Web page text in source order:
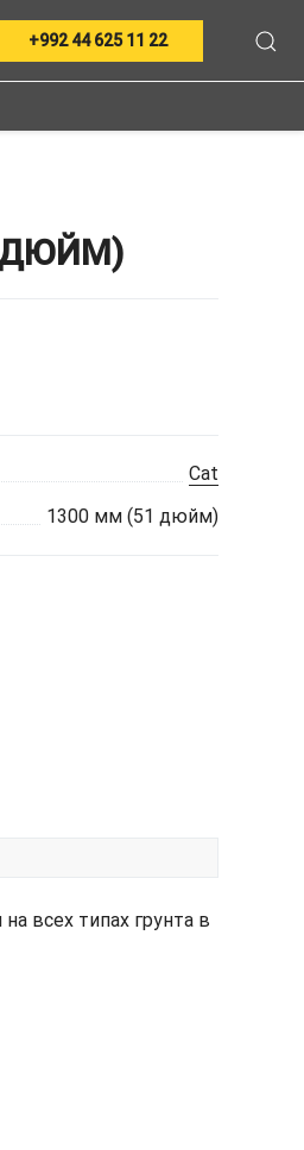
+992 44 625 11 22
ДЮЙМ)
Cat
1300 мм (51 дюйм)
всех типах грунта в